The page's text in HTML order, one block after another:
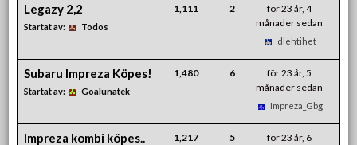
Legazy 2,2
Startat av: Todos
1,111 2
för 23 år, 4
månader sedan
dlehtihet
Subaru Impreza Köpes!
Startat av: Goalunatek
1,480 6
för 23 år, 5
månader sedan
Impreza_Gbg
Impreza kombi köpes.. 1,217 5
för 23 år, 6